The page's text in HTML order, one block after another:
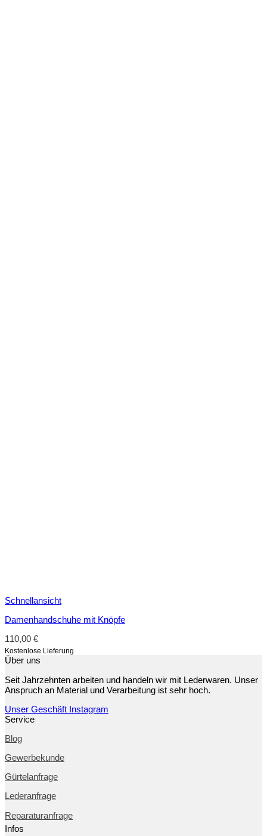
Schnellansicht
Damenhandschuhe mit Knöpfe
110,00 €
Kostenlose Lieferung
Über uns
Seit Jahrzehnten arbeiten und handeln wir mit Lederwaren. Unser
Anspruch an Material und Verarbeitung ist sehr hoch.
Unser Geschäft Instagram
Service
Blog
Gewerbekunde
Gürtelanfrage
Lederanfrage
Reparaturanfrage
Infos